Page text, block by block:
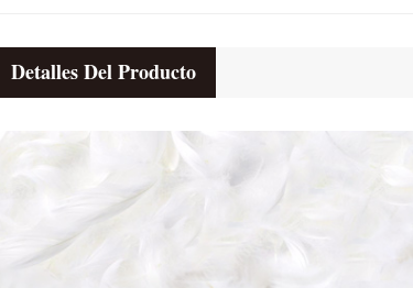
Detalles Del Producto